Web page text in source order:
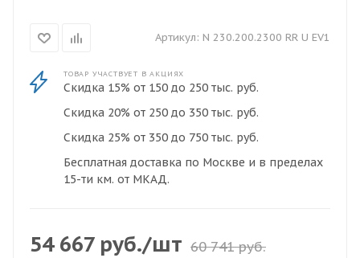
Артикул: N 230.200.2300 RR U EV1
ТОВАР УЧАСТВУЕТ В АКЦИЯХ
Скидка 15% от 150 до 250 тыс. руб.
Скидка 20% от 250 до 350 тыс. руб.
Скидка 25% от 350 до 750 тыс. руб.
Бесплатная доставка по Москве и в пределах
15-ти км. от МКАД.
54 667руб./шт 60 741руб.